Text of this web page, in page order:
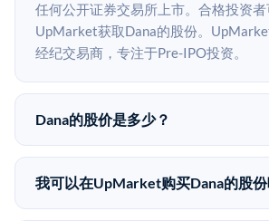
任何公开证券交易所上市。合格投资
UpMarket获取Dana的股份。
经纪交易商，专注于Pre-IPO投资。
Dana的股价是多少？
Dana没有公开股价，因为它是一家私
知股价来自其最近一轮融资。 二级市场
我可以在UpMarket购买Dana的股份